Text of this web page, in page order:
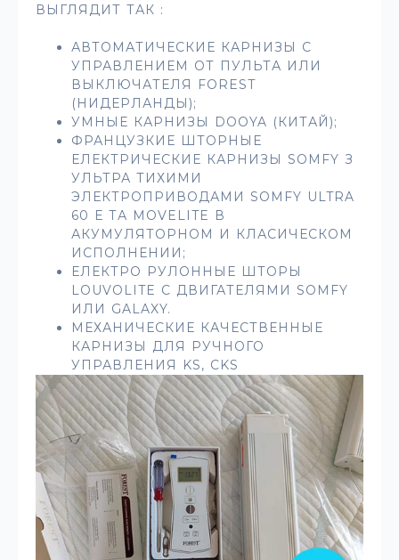
ВЫГЛЯДИТ ТАК :
АВТОМАТИЧЕСКИЕ КАРНИЗЫ С
УПРАВЛЕНИЕМ ОТ ПУЛЬТА ИЛИ
ВЫКЛЮЧАТЕЛЯ FOREST
(НИДЕРЛАНДЫ);
УМНЫЕ КАРНИЗЫ DOOYA (КИТАЙ);
ФРАНЦУЗКИЕ ШТОРНЫЕ
ЕЛЕКТРИЧЕСКИЕ КАРНИЗЫ SOMFY З
УЛЬТРА ТИХИМИ
ЭЛЕКТРОПРИВОДАМИ SOMFY ULTRA
60 Е ТА MOVELITE В
АКУМУЛЯТОРНОМ И КЛАСИЧЕСКОМ
ИСПОЛНЕНИИ;
ЕЛЕКТРО РУЛОННЫЕ ШТОРЫ
LOUVOLITE С ДВИГАТЕЛЯМИ SOMFY
ИЛИ GALAXY.
МЕХАНИЧЕСКИЕ КАЧЕСТВЕННЫЕ
КАРНИЗЫ ДЛЯ РУЧНОГО
УПРАВЛЕНИЯ KS, CKS